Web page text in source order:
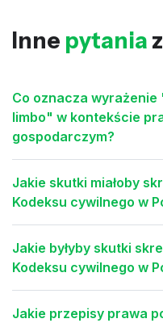
Inne pytania
Co oznacza
limbo" w kontekście
gospodarczym?
Jakie skutki miałoby
Kodeksu cywilnego w
Jakie byłyby skutki
Kodeksu cywilnego w
Jakie przepisy prawa